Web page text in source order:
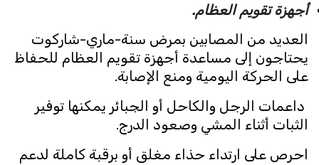
أجهزة تقويم العظام.
العديد من المصابين بمرض سنة-ماري-شاركوت
يحتاجون إلى مساعدة أجهزة تقويم العظام للحفاظ
على الحركة اليومية ومنع الإصابة.
داعمات الرجل والكاحل أو الجبائر يمكنها توفير
الثبات أثناء المشي وصعود الدرج.
احرص على ارتداء حذاء مغلق أو برقبة كاملة لدعم